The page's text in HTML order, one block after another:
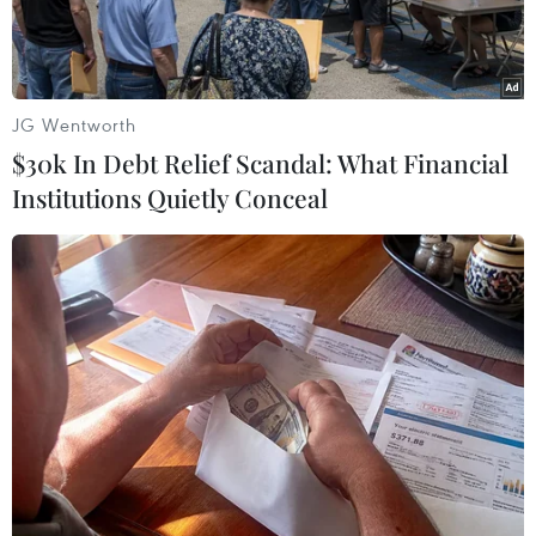
Hiện trường vụ tai nạn. (Ảnh: PV/Vietnam+)
Liên quan đến vụ tai nạn liên hoàn trên phố Bà
Triệu (quận Hai Bà Trưng, Hà Nội) vào ngày
22/6 vừa qua, theo quan điểm của chị Nguyễn
JG Wentworth
$30k In Debt Relief Scandal: What Financial
Institutions Quietly Conceal